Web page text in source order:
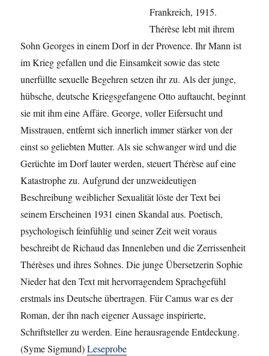
Frankreich, 1915.
Thérèse lebt mit ihrem
Sohn Georges in einem Dorf in der Provence. Ihr Mann ist
im Krieg gefallen und die Einsamkeit sowie das stete
unerfüllte sexuelle Begehren setzen ihr zu. Als der junge,
hübsche, deutsche Kriegsgefangene Otto auftaucht, beginnt
sie mit ihm eine Affäre. George, voller Eifersucht und
Misstrauen, entfernt sich innerlich immer stärker von der
einst so geliebten Mutter. Als sie schwanger wird und die
Gerüchte im Dorf lauter werden, steuert Thérèse auf eine
Katastrophe zu. Aufgrund der unzweideutigen
Beschreibung weiblicher Sexualität löste der Text bei
seinem Erscheinen 1931 einen Skandal aus. Poetisch,
psychologisch feinfühlig und seiner Zeit weit voraus
beschreibt de Richaud das Innenleben und die Zerrissenheit
Thérèses und ihres Sohnes. Die junge Übersetzerin Sophie
Nieder hat den Text mit hervorragendem Sprachgefühl
erstmals ins Deutsche übertragen. Für Camus war es der
Roman, der ihn nach eigener Aussage inspirierte,
Schriftsteller zu werden. Eine herausragende Entdeckung.
(Syme Sigmund)Leseprobe